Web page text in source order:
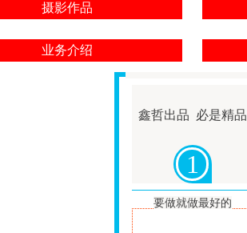
摄影作品
业务介绍
鑫哲出品 必是精品
1
要做就做最好的